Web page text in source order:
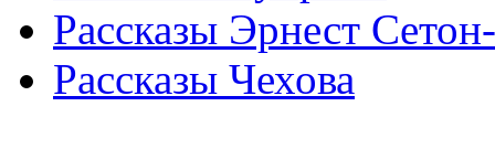
Рассказы Эрнест
Рассказы Чехова